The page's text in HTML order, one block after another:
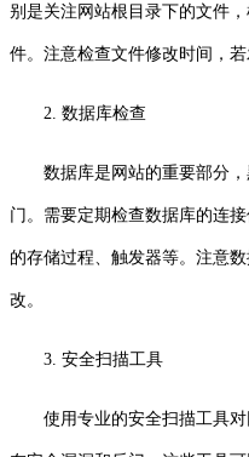
别是关注网站根目录下的文件
件。注意检查文件修改时间，
2. 数据库检查
数据库是网站的重要部分
门。需要定期检查数据库的连
的存储过程、触发器等。注意
改。
3. 安全扫描工具
使用专业的安全扫描工具